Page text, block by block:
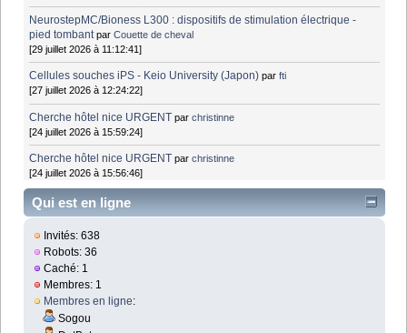
NeurostepMC/Bioness L300 : dispositifs de stimulation électrique -
pied tombant parCouette de cheval
[29 juillet 2026 à 11:12:41]
Cellules souches iPS - Keio University (Japon) parfti
[27 juillet 2026 à 12:24:22]
Cherche hôtel nice URGENT parchristinne
[24 juillet 2026 à 15:59:24]
Cherche hôtel nice URGENT parchristinne
[24 juillet 2026 à 15:56:46]
Qui est en ligne
Invités: 638
Robots: 36
Caché: 1
Membres: 1
Membres en ligne:
Sogou